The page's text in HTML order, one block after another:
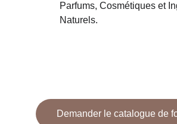
Parfums, Cosmétiques et
Naturels.
Demander le catalogue de